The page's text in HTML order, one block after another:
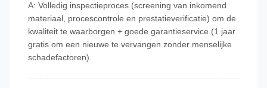
A: Volledig inspectieproces (screening van inkomend
materiaal, procescontrole en prestatieverificatie) om de
kwaliteit te waarborgen + goede garantieservice (1 jaar
gratis om een nieuwe te vervangen zonder menselijke
schadefactoren).